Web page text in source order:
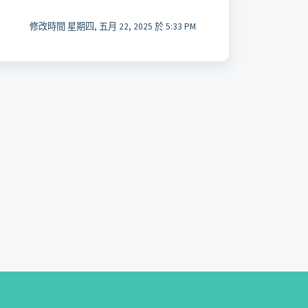
修改時間 星期四, 五月 22, 2025 於 5:33 PM